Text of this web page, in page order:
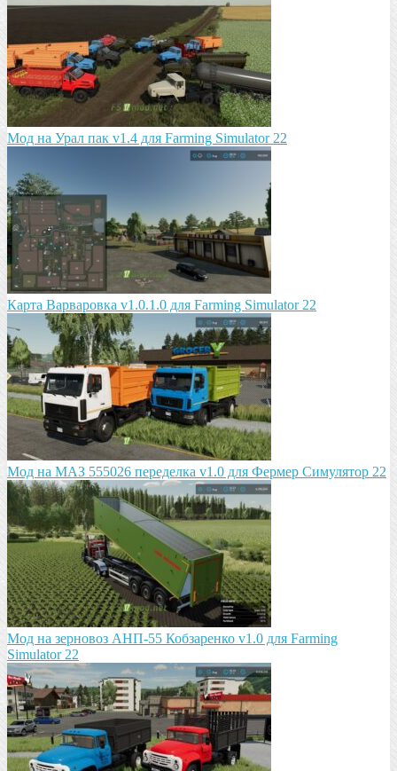
Мод на Урал пак v1.4 для Farming Simulator 22
Карта Варваровка v1.0.1.0 для Farming Simulator 22
Мод на МАЗ 555026 пeрeдeлка v1.0 для Фермер Симулятор 22
Мод на зeрновоз АНП-55 Кобзарeнко v1.0 для Farming
Simulator 22